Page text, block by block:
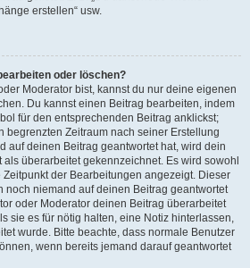
erstellen“ usw.
oder löschen?
Moderator bist, kannst du nur deine eigenen
Du kannst einen Beitrag bearbeiten, indem
für den entsprechenden Beitrag anklickst;
begrenzten Zeitraum nach seiner Erstellung
auf deinen Beitrag geantwortet hat, wird dein
überarbeitet gekennzeichnet. Es wird sowohl
der Bearbeitungen angezeigt. Dieser
noch niemand auf deinen Beitrag geantwortet
oder Moderator deinen Beitrag überarbeitet
sie es für nötig halten, eine Notiz hinterlassen,
wurde. Bitte beachte, dass normale Benutzer
wenn bereits jemand darauf geantwortet